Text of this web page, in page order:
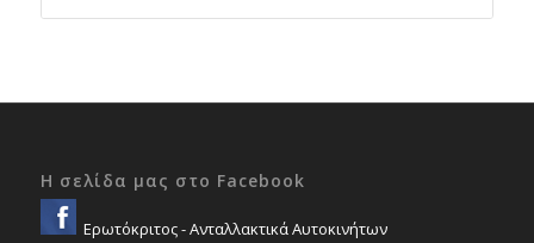
Η σελίδα μας στο Facebook
Ερωτόκριτος - Ανταλλακτικά Αυτοκινήτων